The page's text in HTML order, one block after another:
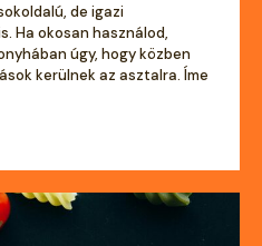
de igazi
Ha okosan használod,
úgy, hogy közben
kerülnek az asztalra. Íme